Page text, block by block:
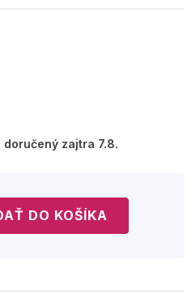
zajtra 7.8.